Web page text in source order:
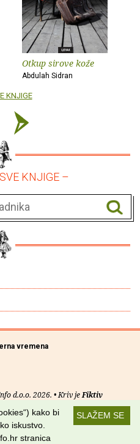
Otkup sirove kože
Abdulah Sidran
KNJIGE
KNJIGE –
vremena
d.o.o. 2026. • Kriv jeFiktiv
korištenja•RSS kanali
nas na:
SLAŽEM SE
kako bi
iskustvo.
stranica